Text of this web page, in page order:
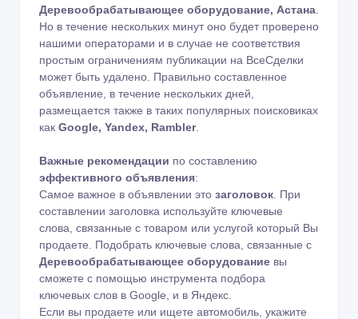
Деревообрабатывающее оборудование, Астана
Но в течение нескольких минут оно будет проверено
нашими операторами и в случае не соответствия
простым ограничениям публикации на ВсеСделки
может быть удалено. Правильно составленное
объявление, в течение нескольких дней,
размещается также в таких популярных поисковиках
как Google, Yandex, Rambler.
Важные рекомендации по составлению
эффективного объявления:
Самое важное в объявлении это заголовок . При
составлении заголовка используйте ключевые
слова, связанные с товаром или услугой который Вы
продаете. Подобрать ключевые слова, связанные с
Деревообрабатывающее оборудование вы
сможете с помощью инструмента подбора
ключевых слов в Google
и в Яндекс
Если вы продаете или ищете автомобиль, укажите